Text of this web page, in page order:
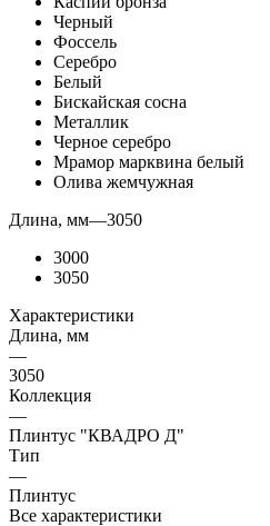
Черный
Фоссель
Серебро
Белый
Бискайская сосна
Металлик
Черное серебро
Мрамор марквина белый
Олива жемчужная
Длина, мм—3050
3000
3050
Характеристики
Длина, мм
—
3050
Коллекция
—
Плинтус "КВАДРО Д"
Тип
—
Плинтус
Все характеристики